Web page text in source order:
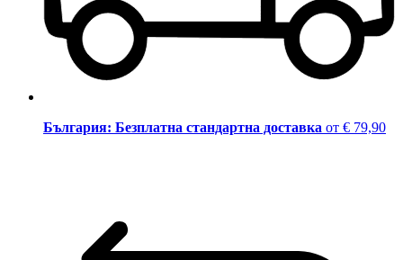
България: Безплатна стандартна доставка от € 79,90